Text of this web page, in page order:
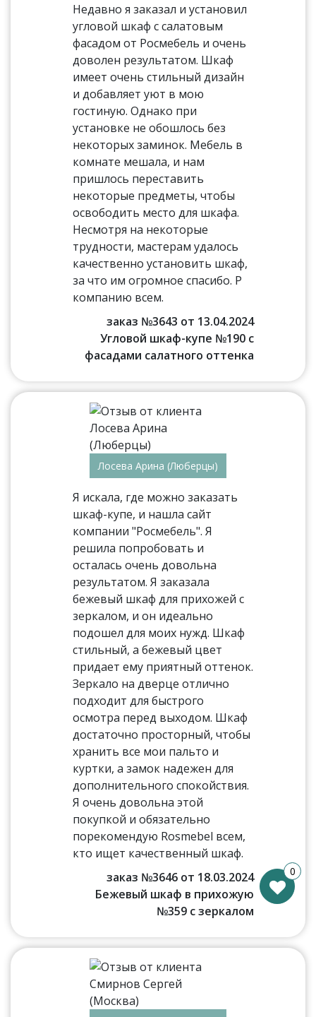
Недавно я заказал и установил
угловой шкаф с салатовым
фасадом от Росмебель и очень
доволен результатом. Шкаф
имеет очень стильный дизайн
и добавляет уют в мою
гостиную. Однако при
установке не обошлось без
некоторых заминок. Мебель в
комнате мешала, и нам
пришлось переставить
некоторые предметы, чтобы
освободить место для шкафа.
Несмотря на некоторые
трудности, мастерам удалось
качественно установить шкаф,
за что им огромное спасибо. Р
компанию всем.
заказ №3643 от 13.04.2024
Угловой шкаф-купе №190 с
фасадами салатного оттенка
Лосева Арина (Люберцы)
Я искала, где можно заказать
шкаф-купе, и нашла сайт
компании "Росмебель". Я
решила попробовать и
осталась очень довольна
результатом. Я заказала
бежевый шкаф для прихожей с
зеркалом, и он идеально
подошел для моих нужд. Шкаф
стильный, а бежевый цвет
придает ему приятный оттенок.
Зеркало на дверце отлично
подходит для быстрого
осмотра перед выходом. Шкаф
достаточно просторный, чтобы
хранить все мои пальто и
куртки, а замок надежен для
дополнительного спокойствия.
Я очень довольна этой
покупкой и обязательно
порекомендую Rosmebel всем,
кто ищет качественный шкаф.
заказ №3646 от 18.03.2024
Бежевый шкаф в прихожую
№359 с зеркалом
0